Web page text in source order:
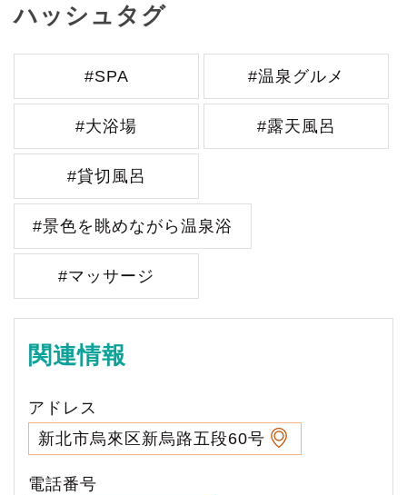
ハッシュタグ
#SPA #温泉グルメ
#大浴場 #露天風呂
#貸切風呂
#景色を眺めながら温泉浴
#マッサージ
関連情報
アドレス
新北市烏來区新烏路五段60号
電話番号